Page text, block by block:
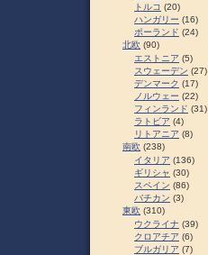
トルコ (20)
ハンガリー (16)
ポーランド (24)
北欧 (90)
エストニア (5)
スウェーデン (27)
デンマーク (17)
ノルウェー (22)
フィンランド (31)
ラトビア (4)
リトアニア (8)
南欧 (238)
イタリア (136)
ギリシャ (30)
スペイン (86)
バチカン (3)
東欧 (310)
ウクライナ (39)
クロアチア (6)
ブルガリア (7)